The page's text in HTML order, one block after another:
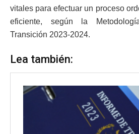
vitales para efectuar un proceso
eficiente, según la
Transición 2023-2024.
Lea también: